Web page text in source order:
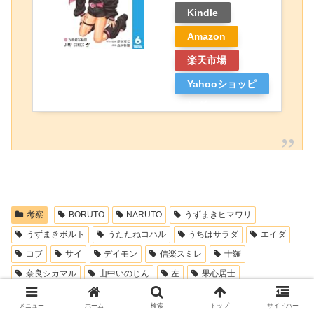
Kindle
Amazon
楽天市場
Yahooショッピ
考察 BORUTO NARUTO
うずまきヒマワリ
うずまきボルト
うたたねコハル うちはサラダ
エイダ
コブ
サイ デイモン 信楽スミレ
十羅
奈良シカマル
山中いのじん 左
果心居士
水戸門ホムラ
猿飛木ノ葉丸
メニュー ホーム 検索 トップ サイドバー